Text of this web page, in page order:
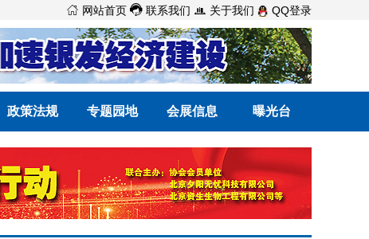
 网站首页  联系我们  关于我们 QQ登录
政策法规 专题园地 会展信息 曝光台